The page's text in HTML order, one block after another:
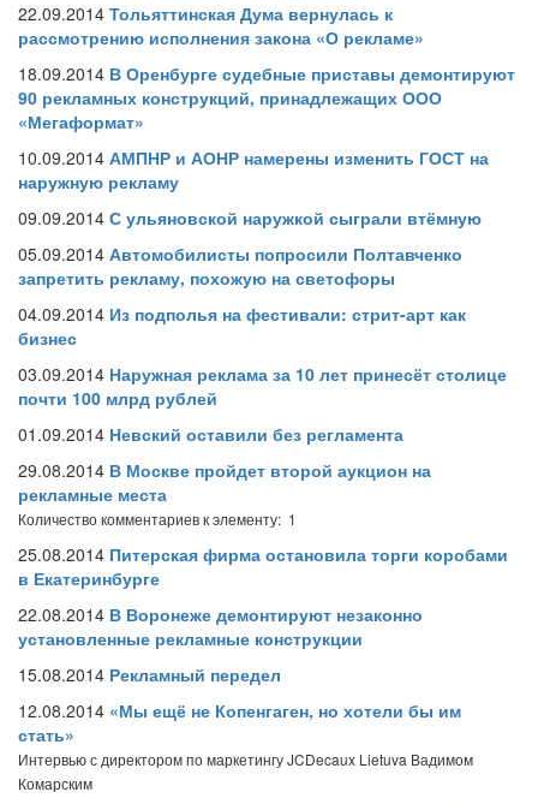
22.09.2014 Тольяттинская Дума вернулась к
рассмотрению исполнения закона «О рекламе»
18.09.2014 В Оренбурге судебные приставы демонтируют
90 рекламных конструкций, принадлежащих ООО
«Мегаформат»
10.09.2014 АМПНР и АОНР намерены изменить ГОСТ на
наружную рекламу
09.09.2014 С ульяновской наружкой сыграли втёмную
05.09.2014 Автомобилисты попросили Полтавченко
запретить рекламу, похожую на светофоры
04.09.2014 Из подполья на фестивали: стрит-арт как
бизнес
03.09.2014 Наружная реклама за 10 лет принесёт столице
почти 100 млрд рублей
01.09.2014 Невский оставили без регламента
29.08.2014 В Москве пройдет второй аукцион на
рекламные места
Количество комментариев к элементу: 1
25.08.2014 Питерская фирма остановила торги коробами
в Екатеринбурге
22.08.2014 В Воронеже демонтируют незаконно
установленные рекламные конструкции
15.08.2014 Рекламный передел
12.08.2014 «Мы ещё не Копенгаген, но хотели бы им
стать»
Интервью с директором по маркетингу JCDecaux Lietuva Вадимом
Комарским